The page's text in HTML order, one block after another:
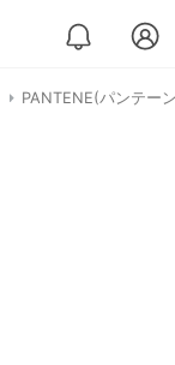
PANTENE(パンテー